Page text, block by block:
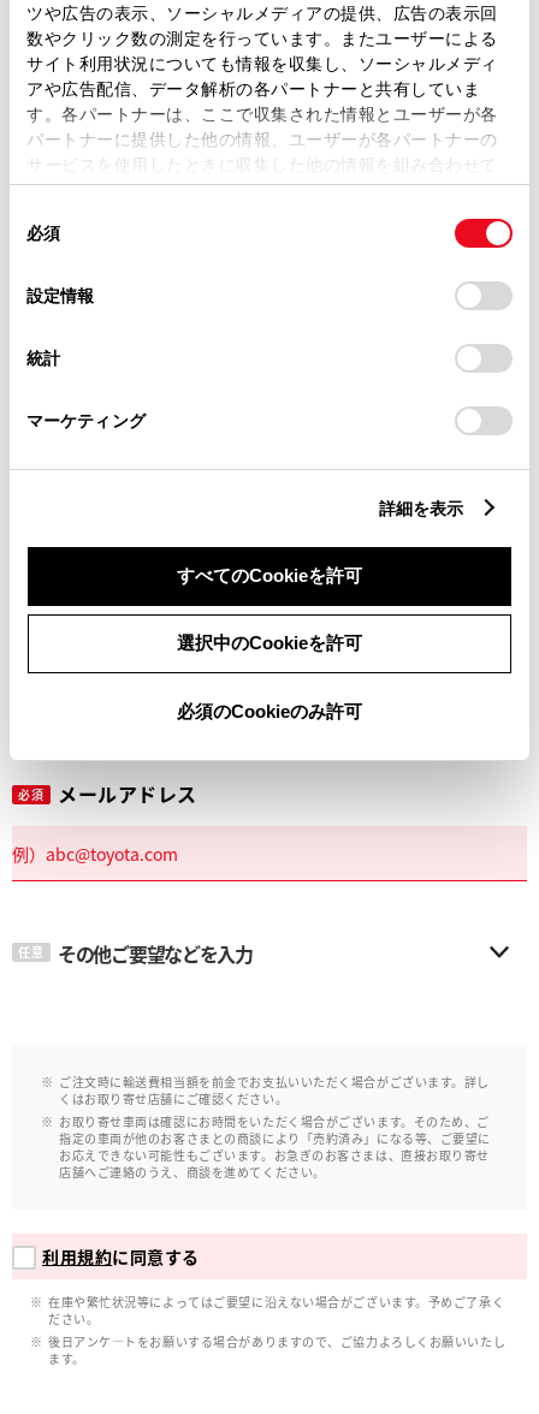
ツや広告の表示、ソーシャルメディアの提供、広告の表示回
数やクリック数の測定を行っています。またユーザーによる
サイト利用状況についても情報を収集し、ソーシャルメディ
アや広告配信、データ解析の各パートナーと共有していま
す。各パートナーは、ここで収集された情報とユーザーが各
パートナーに提供した他の情報、ユーザーが各パートナーの
サービスを使用したときに収集した他の情報を組み合わせて
使用することがあります。当ウェブサイトの使用を続行する
デバイスにすべてのCookie(クッキー)が保存されることに同
意したことになります。Cookie(クッキー)のオプトアウト、
設定の変更、同意を撤回したりするにあたっては、当社の
「Cookie（クッキー）情報の取り扱いについて
」をご覧くだ
必須
設定情報
統計
マーケティング
詳細を表示
すべてのCookieを許可
選択中のCookieを許可
必須のCookieのみ許可
必須 郵便番号
住所自動入力
必須 都道府県
必須 市区町村名
丁目番地
必須 メールアドレス
任意 その他ご要望などを入力
ご注文時に輸送費相当額を前金でお支払いいただく場合がございます。詳し
くはお取り寄せ店舗にご確認ください。
お取り寄せ車両は確認にお時間をいただく場合がございます。そのため、ご
指定の車両が他のお客さまとの商談により「売約済み」になる等、ご要望に
お応えできない可能性もございます。お急ぎのお客さまは、直接お取り寄せ
店舗へご連絡のうえ、商談を進めてください。
利用規約に同意する
在庫や繁忙状況等によってはご要望に沿えない場合がございます。予めご了承く
ださい。
後日アンケ―トをお願いする場合がありますので、ご協力よろしくお願いいたし
ます。